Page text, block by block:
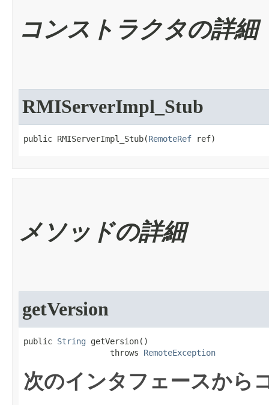
コンストラクタの詳細
RMIServerImpl_Stub
public RMIServerImpl_Stub​(RemoteRef ref)
メソッドの詳細
getVersion
public String getVersion​()
                  throws
RemoteException
次のインタフェースから